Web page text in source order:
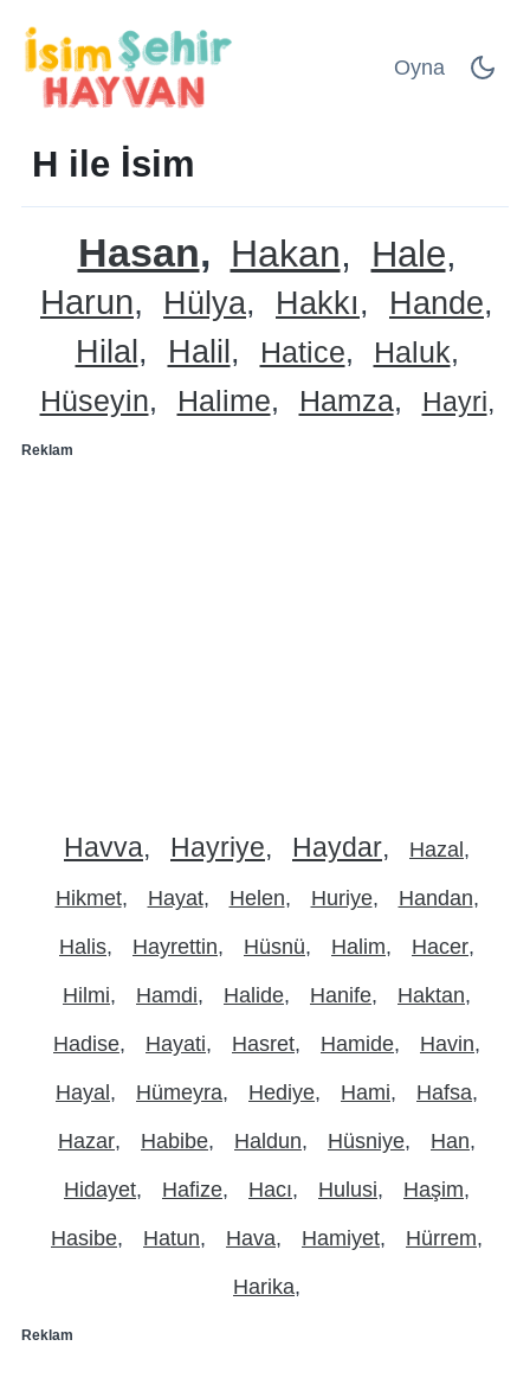
Oyna
H ile İsim
Hasan Hakan Hale
Harun Hülya Hakkı
Hande
Hilal
Halil Hatice
Haluk
Hüseyin
Halime Hamza Hayri
Reklam
Havva Hayriye Haydar Hazal
Hikmet Hayat Helen Huriye Handan
Halis Hayrettin Hüsnü Halim Hacer
Hilmi Hamdi Halide Hanife Haktan
Hadise Hayati Hasret Hamide Havin
Hayal Hümeyra Hediye Hami Hafsa
Hazar Habibe Haldun Hüsniye Han
Hidayet Hafize Hacı Hulusi Haşim
Hasibe Hatun Hava Hamiyet Hürrem
Harika
Reklam